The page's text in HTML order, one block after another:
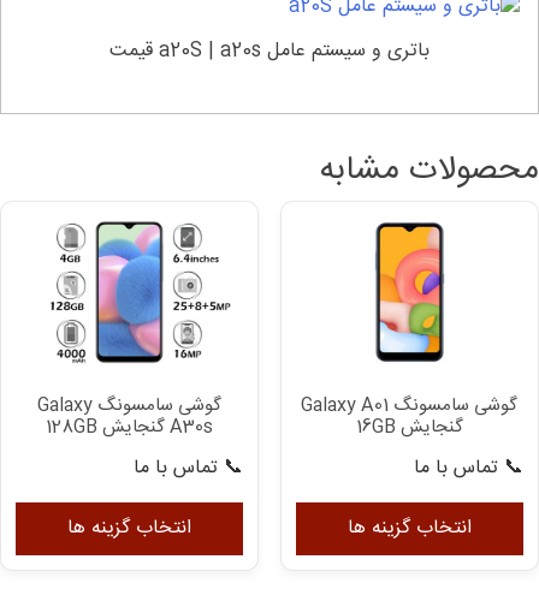
باتری و سیستم عامل a20S | a20s قیمت
محصولات مشابه
گوشی سامسونگ Galaxy A01
گنجایش 16GB
📞 تماس با ما
انتخاب گزینه ها
این
دارای
گوشی سامسونگ Galaxy
A30s گنجایش 128GB
📞 تماس با ما
انتخاب گزینه ها